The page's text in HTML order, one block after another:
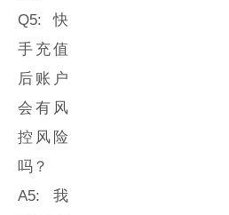
Q5:快
手充值
后账户
会有风
控风险
吗？
A5: 我